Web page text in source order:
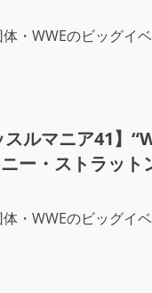
ルマニア初勝利
・WWEのビッグイベ
スルマニア41】
ー・ストラット
フレアーを破り王
・WWEのビッグイベ